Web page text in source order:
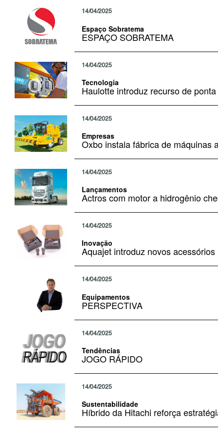
14/04/2025
Espaço Sobratema
ESPAÇO SOBRATEMA
14/04/2025
Tecnologia
Haulotte introduz recurso de
14/04/2025
Empresas
Oxbo instala fábrica de máquinas
14/04/2025
Lançamentos
Actros com motor a hidrogênio
14/04/2025
Inovação
Aquajet introduz novos
14/04/2025
Equipamentos
PERSPECTIVA
14/04/2025
Tendências
JOGO RÁPIDO
14/04/2025
Sustentabilidade
Híbrido da Hitachi reforça